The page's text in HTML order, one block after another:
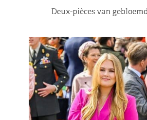
Deux-pièces van